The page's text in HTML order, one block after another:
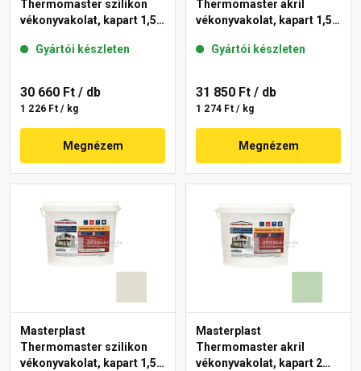
Thermomaster szilikon
vékonyvakolat, kapart 1,5
Gyártói készleten
30 660 Ft / db
1 226 Ft / kg
Megnézem
Thermomaster akril
vékonyvakolat, kapart 1,5
Gyártói készleten
31 850 Ft / db
1 274 Ft / kg
Megnézem
Masterplast
Thermomaster szilikon
vékonyvakolat, kapart 1,5
Masterplast
Thermomaster akril
vékonyvakolat, kapart 2